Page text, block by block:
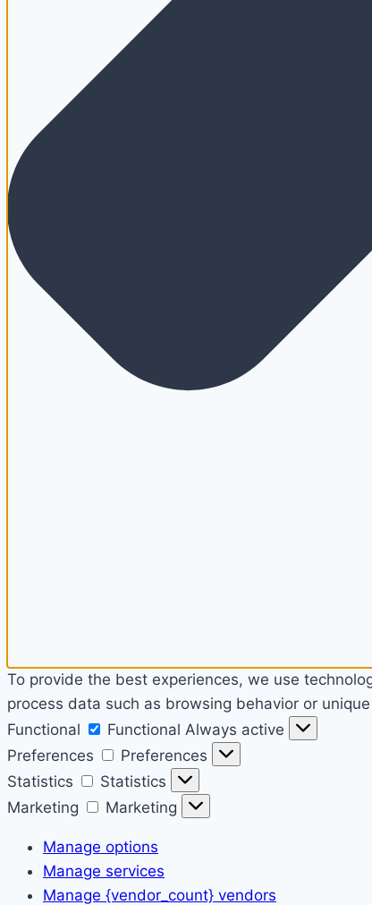
To provide the best experiences, we use
process data such as browsing behavior or
Functional
Functional Always active
Preferences
Preferences
Statistics
Statistics
Marketing
Marketing
Manage options
Manage services
Manage {vendor_count} vendors